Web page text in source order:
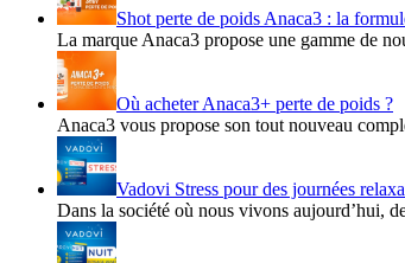
Shot perte de poids Anaca3 : la
La marque Anaca3 propose une gamme de
Où acheter Anaca3+ perte de poids ?
Anaca3 vous propose son tout nouveau
Vadovi Stress pour des journées
Dans la société où nous vivons aujourd’hui,